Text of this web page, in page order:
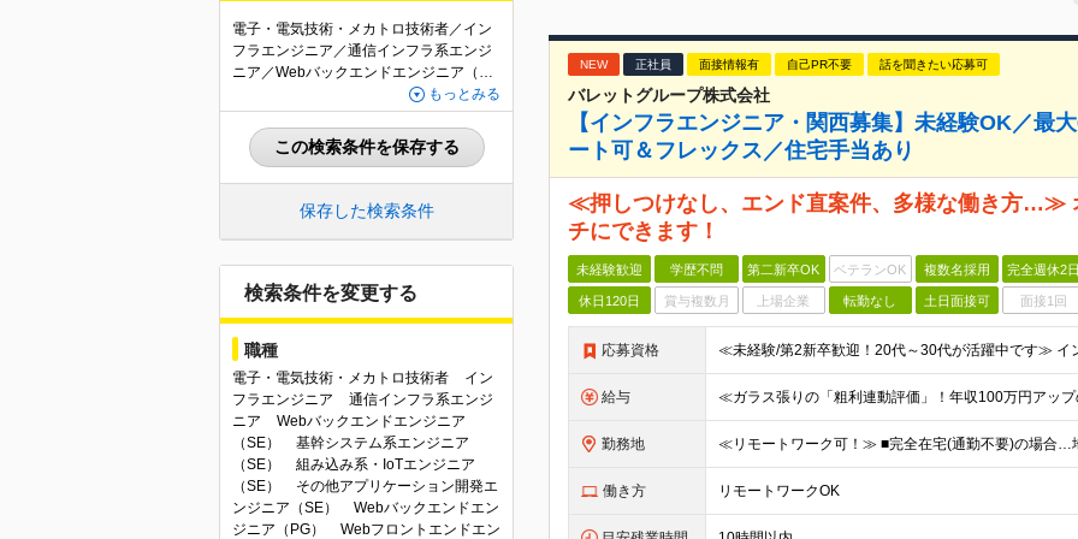
電子・電気技術・メカトロ技術者／イン
フラエンジニア／通信インフラ系エンジ
ニア／Webバックエンドエンジニア（S
E）／基幹システム系エンジニア（SE）
／組み込み系・IoTエンジニア（SE）／
その他アプリケーション開発エンジニア
（SE）／Webバックエンドエンジニア
（PG）／Webフロントエンドエンジニア
（PG）／基幹システム系エンジニア（P
G）／組み込み系・IoTエンジニア（PG）
／その他・アプリケーション開発エンジ
ニア（PG）／QAエンジニア・テスター
／テクニカルサポート・ヘルプデスク／
験歓迎／業界未経験歓迎
もっとみる
この検索条件を保存する
保存した検索条件
検索条件を変更する
職種
電子・電気技術・メカトロ技術者
イン
フラエンジニア
通信インフラ系エンジ
ニア
Webバックエンドエンジニア
（SE）
基幹システム系エンジニア
（SE）
組み込み系・IoTエンジニア
（SE）
その他アプリケーション開発エ
ンジニア（SE）
Webバックエンドエン
ジニア（PG）
Webフロントエンドエン
NEW 正社員 面接情報有 自己PR不要 話を聞きたい応募可
バレットグループ株式会社
【インフラエンジニア・関西募集】未経験OK／最
ート可＆フレックス／住宅手当あり
≪押しつけなし、エンド直案件、多様な働き方…≫
チにできます！
未経験歓迎 学歴不問 第二新卒OK ベテランOK 複数名採用 完全週休2
休日120日 賞与複数月 上場企業 転勤なし 土日面接可 面接1回
応募資格
給与
勤務地
働き方 リモートワークOK